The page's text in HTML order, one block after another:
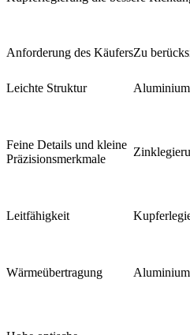
Anforderung des KäufersZu
Leichte Struktur
Feine Details und kleine
Präzisionsmerkmale
Leitfähigkeit
Wärmeübertragung